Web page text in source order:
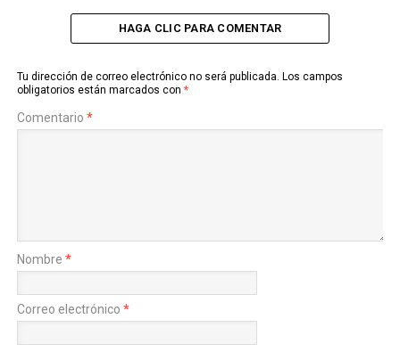
HAGA CLIC PARA COMENTAR
Tu dirección de correo electrónico no será publicada. Los campos
obligatorios están marcados con *
Comentario *
Nombre *
Correo electrónico *